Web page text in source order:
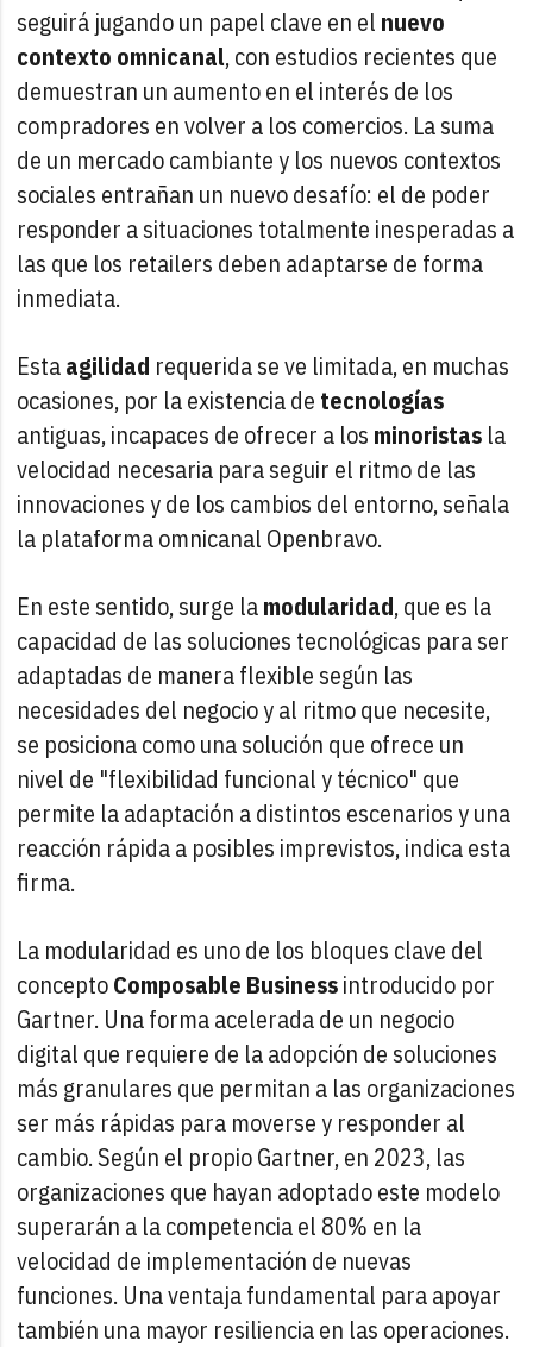
seguirá jugando un papel clave en el nuevo
contexto omnicanal, con estudios recientes que
demuestran un aumento en el interés de los
compradores en volver a los comercios. La suma
de un mercado cambiante y los nuevos contextos
sociales entrañan un nuevo desafío: el de poder
responder a situaciones totalmente inesperadas a
las que los retailers deben adaptarse de forma
inmediata.
Estaagilidad requerida se ve limitada, en muchas
ocasiones, por la existencia de tecnologías
antiguas, incapaces de ofrecer a los minoristas la
velocidad necesaria para seguir el ritmo de las
innovaciones y de los cambios del entorno, señala
la plataforma omnicanal Openbravo.
En este sentido, surge lamodularidad, que es la
capacidad de las soluciones tecnológicas para ser
adaptadas de manera flexible según las
necesidades del negocio y al ritmo que necesite,
se posiciona como una solución que ofrece un
nivel de "flexibilidad funcional y técnico" que
permite la adaptación a distintos escenarios y una
reacción rápida a posibles imprevistos, indica esta
firma.
La modularidad es uno de los bloques clave del
conceptoComposable Businessintroducido por
Gartner. Una forma acelerada de un negocio
digital que requiere de la adopción de soluciones
más granulares que permitan a las organizaciones
ser más rápidas para moverse y responder al
cambio. Según el propio Gartner, en 2023, las
organizaciones que hayan adoptado este modelo
superarán a la competencia el 80% en la
velocidad de implementación de nuevas
funciones. Una ventaja fundamental para apoyar
también una mayor resiliencia en las operaciones.